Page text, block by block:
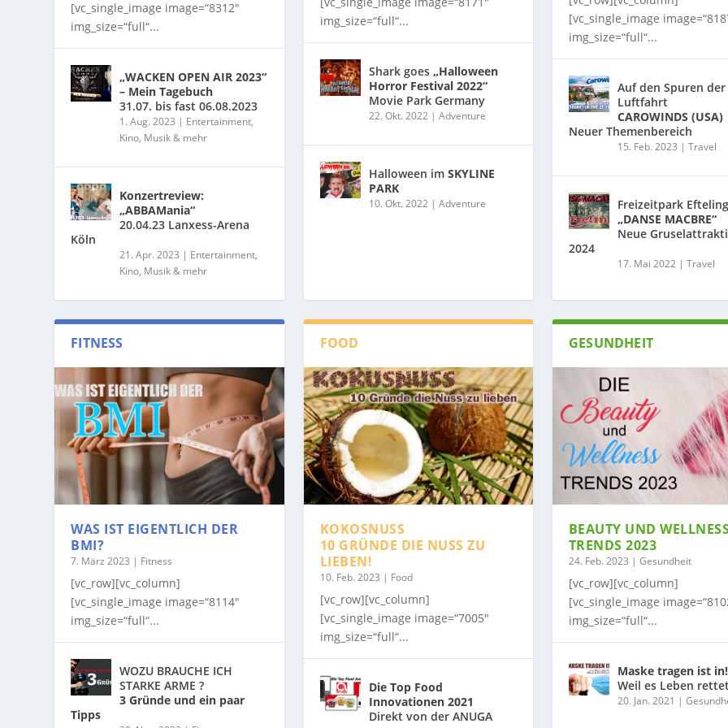
[vc_single_image image=“8312″
img_size=“full“...
„WACKEN OPEN AIR 2023“
– Mein Tagebuch
31.07. bis fast 06.08.2023
1. Aug. 2023 | Entertainment,
Kino, Musik & mehr
Konzertreview:
„ABBAMania“
20.04.23 Lanxess-Arena
Köln
21. Apr. 2023 | Entertainment,
Kino, Musik & mehr
img_size=“full“...
Shark goes „Halloween
Horror Festival 2022“
Movie Park Germany
22. Okt. 2022| Adventure
Halloween im SKYLINE
PARK
10. Okt. 2022| Adventure
[vc_single_image
img_size=“full“...
Auf den Spuren der
Luftfahrt
CAROWINDS (USA)
Neuer Themenbereich
15. Feb. 2023 | Travel
Freizeitpark Efteling
„DANSE MACBRE“
Neue
2024
17. Mai 2022| Travel
FITNESS
WAS IST EIGENTLICH DER
BMI?
7. März 2023 | Fitness
[vc_row][vc_column]
[vc_single_image image=“8114″
img_size=“full“...
WOZU BRAUCHE ICH
STARKE ARME ?
3 Gründe und ein paar
Tipps
FOOD
KOKOSNUSS
10 GRÜNDE DIE NUSS ZU
LIEBEN!
10. Feb. 2023 | Food
[vc_row][vc_column]
[vc_single_image image=“7005″
img_size=“full“...
Die Top Food
Innovationen 2021
Direkt von der ANUGA
GESUNDHEIT
BEAUTY UND
TRENDS 2023
24. Feb. 2023 | Gesundheit
[vc_row][vc_column]
[vc_single_image
img_size=“full“...
Maske tragen ist in!
Weil es Leben
20. Jan. 2021 |